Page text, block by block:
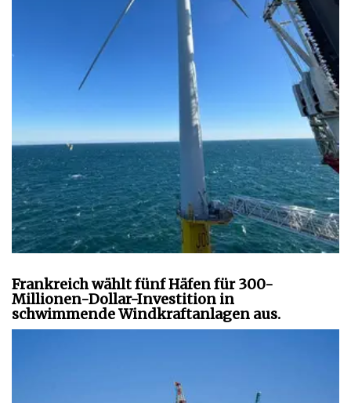
Frankreich wählt fünf Häfen für 300-
Millionen-Dollar-Investition in
schwimmende Windkraftanlagen aus.